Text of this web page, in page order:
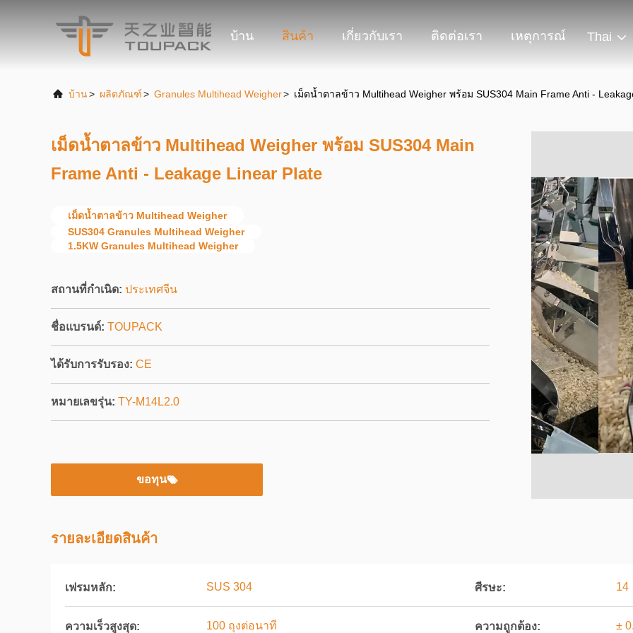
บ้าน สินค้า เกี่ยวกับเรา ติดต่อเรา เหตุการณ์ Thai
บ้าน> ผลิตภัณฑ์> Granules Multihead Weigher> เม็ดน้ำตาลข้าว Multihead Weigher พร้อม SUS304 Main Frame Anti -
เม็ดน้ำตาลข้าว Multihead Weigher พร้อม SUS304 Main
Frame Anti - Leakage Linear Plate
เม็ดน้ำตาลข้าว Multihead Weigher
SUS304 Granules Multihead Weigher
1.5KW Granules Multihead Weigher
สถานที่กำเนิด: ประเทศจีน
ชื่อแบรนด์: TOUPACK
ได้รับการรับรอง: CE
หมายเลขรุ่น: TY-M14L2.0
ขอทุน
รายละเอียดสินค้า
เฟรมหลัก: SUS 304 ศีรษะ: 14
ความเร็วสูงสุด: 100 ถุงต่อนาที ความถูกต้อง: ±